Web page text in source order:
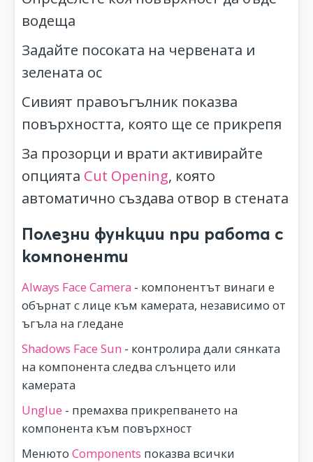
водеща
Задайте посоката на червената и
зелената ос
Сивият правоъгълник показва
повърхността, която ще се прикрепя
За прозорци и врати активирайте
опцията Cut Opening, която
автоматично създава отвор в стената
Полезни функции при работа с
компоненти
Always Face Camera - компонентът винаги е
обърнат с лице към камерата, независимо от
ъгъла на гледане
Shadows Face Sun - контролира дали сянката
на компонента следва слънцето или
камерата
Unglue - премахва прикрепването на
компонента към повърхност
Менюто Components показва всички